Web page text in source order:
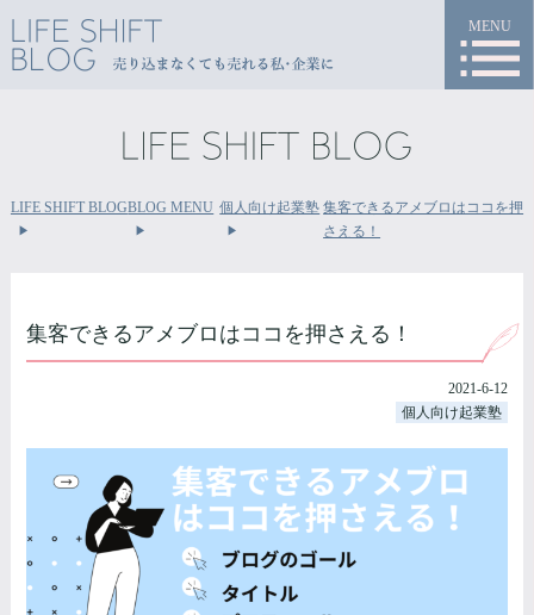
MENU
LIFE SHIFT BLOGBLOG MENU 個人向け起業塾 集客できるアメブロはココを押
さえる！
集客できるアメブロはココを押さえる！
2021-6-12
個人向け起業塾